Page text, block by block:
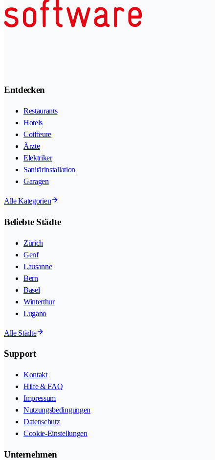
Entdecken
Restaurants
Hotels
Coiffeure
Ärzte
Elektriker
Sanitärinstallation
Garagen
Alle Kategorien
Beliebte Städte
Zürich
Genf
Lausanne
Bern
Basel
Winterthur
Lugano
Alle Städte
Support
Kontakt
Hilfe & FAQ
Impressum
Nutzungsbedingungen
Datenschutz
Cookie-Einstellungen
Unternehmen